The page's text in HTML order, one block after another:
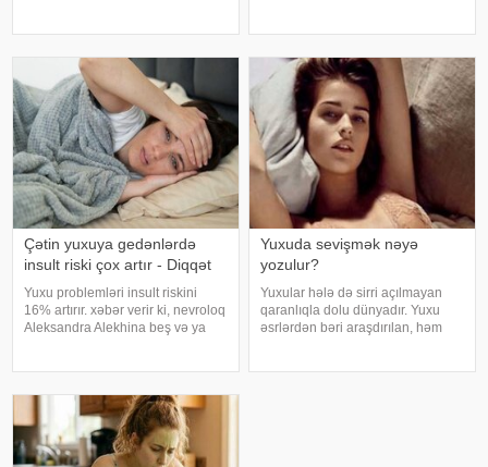
sonra duş qəbul etmək, hovuz
kənarınd
hər zaman tənəffüs yolu
infeksiyası olmur
Çətin yuxuya gedənlərdə
insult riski çox artır - Diqqət
Yuxu problemləri insult riskini
16% artırır. xəbər verir ki, nevroloq
Aleksandra Alekhina beş və ya
artdığını deyib. İnsult ciddi və
Yuxuda sevişmək nəyə
yozulur?
Yuxular hələ də sirri açılmayan
qaranlıqla dolu dünyadır. Yuxu
əsrlərdən bəri araşdırılan, həm